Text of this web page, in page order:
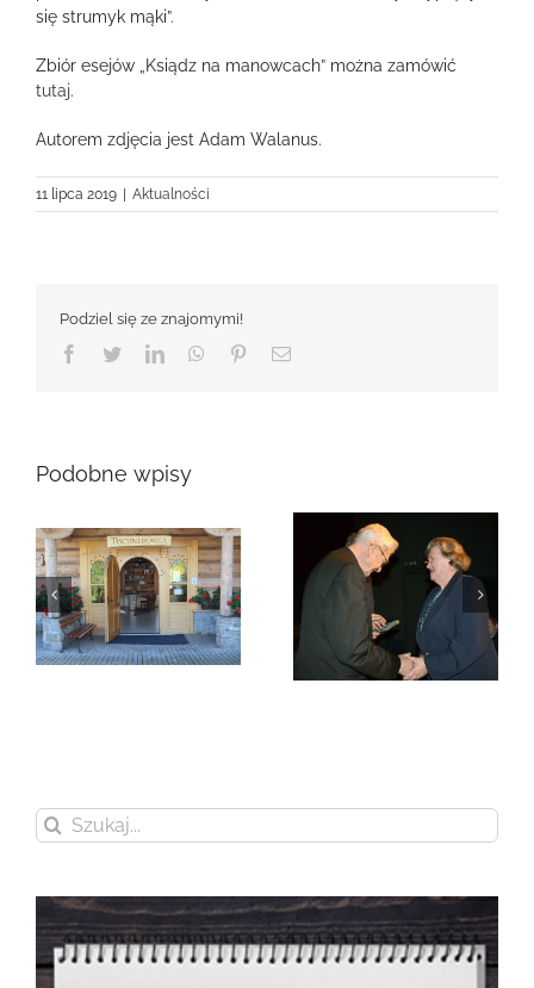
się strumyk mąki”.
Zbiór esejów „Ksiądz na manowcach” można zamówić
tutaj.
Autorem zdjęcia jest Adam Walanus.
11 lipca 2019 | Aktualności
Podziel się ze znajomymi!
Facebook
TwitterLinkedInWhatsApp
PinterestEmail
Podobne wpisy
Zmarła Genowefa
Sikora
Zmarła Wanda
Czubernatowa
Szukaj